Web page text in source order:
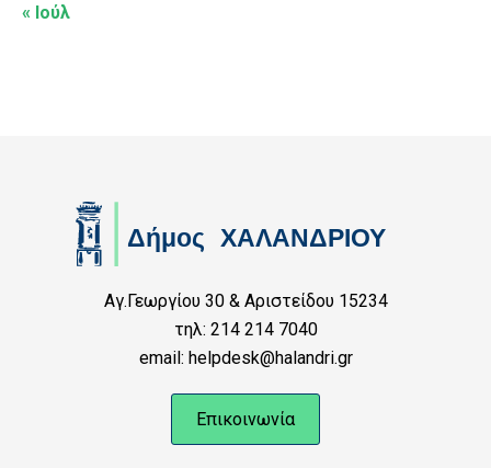
« Ιούλ
Αγ.Γεωργίου 30 & Αριστείδου 15234
τηλ: 214 214 7040
email: helpdesk@halandri.gr
Επικοινωνία